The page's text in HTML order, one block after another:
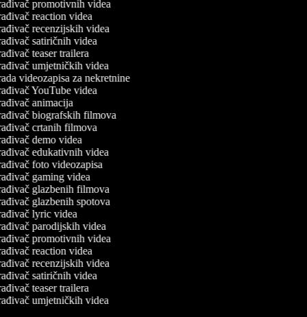
promotivnih videa
reaction videa
recenzijskih videa
satiričnih videa
teaser trailera
umjetničkih videa
videozapisa za nekretnine
YouTube videa
animacija
biografskih filmova
crtanih filmova
demo videa
edukativnih videa
foto videozapisa
gaming videa
glazbenih filmova
glazbenih spotova
lyric videa
parodijskih videa
promotivnih videa
reaction videa
recenzijskih videa
satiričnih videa
teaser trailera
umjetničkih videa